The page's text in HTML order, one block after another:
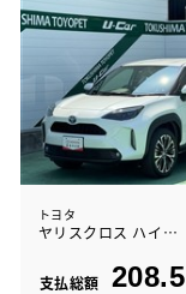
トヨタ
ヤリスクロス ハイブリッド Z
支払総額 208.5